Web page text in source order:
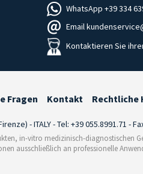
WhatsApp +39 334
Email
Kontaktieren Sie
Fragen Kontakt Rechtliche
- ITALY - Tel: +39 055.8991.71 -
in-vitro medizinisch-diagnostischen
ausschließlich an professionelle